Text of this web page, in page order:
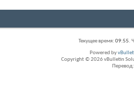
Текущее время: 09:55.
Powered by
Copyright © 2026 vBulletin
Перевод: